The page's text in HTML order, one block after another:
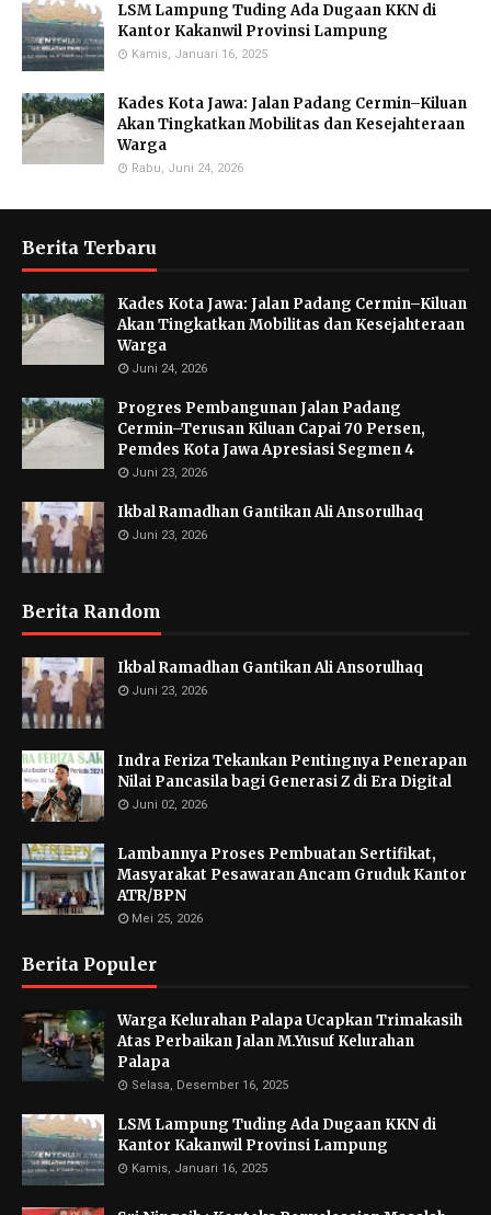
LSM Lampung Tuding Ada Dugaan KKN di
Kantor Kakanwil Provinsi Lampung
Kamis, Januari 16, 2025
Kades Kota Jawa: Jalan Padang Cermin–Kiluan
Akan Tingkatkan Mobilitas dan Kesejahteraan
Warga
Rabu, Juni 24, 2026
Berita Terbaru
Kades Kota Jawa: Jalan Padang Cermin–Kiluan
Akan Tingkatkan Mobilitas dan Kesejahteraan
Warga
Juni 24, 2026
Progres Pembangunan Jalan Padang
Cermin–Terusan Kiluan Capai 70 Persen,
Pemdes Kota Jawa Apresiasi Segmen 4
Juni 23, 2026
Ikbal Ramadhan Gantikan Ali Ansorulhaq
Juni 23, 2026
Berita Random
Ikbal Ramadhan Gantikan Ali Ansorulhaq
Juni 23, 2026
Indra Feriza Tekankan Pentingnya Penerapan
Nilai Pancasila bagi Generasi Z di Era Digital
Juni 02, 2026
Lambannya Proses Pembuatan Sertifikat,
Masyarakat Pesawaran Ancam Gruduk Kantor
ATR/BPN
Mei 25, 2026
Berita Populer
Warga Kelurahan Palapa Ucapkan Trimakasih
Atas Perbaikan Jalan M.Yusuf Kelurahan
Palapa
Selasa, Desember 16, 2025
LSM Lampung Tuding Ada Dugaan KKN di
Kantor Kakanwil Provinsi Lampung
Kamis, Januari 16, 2025